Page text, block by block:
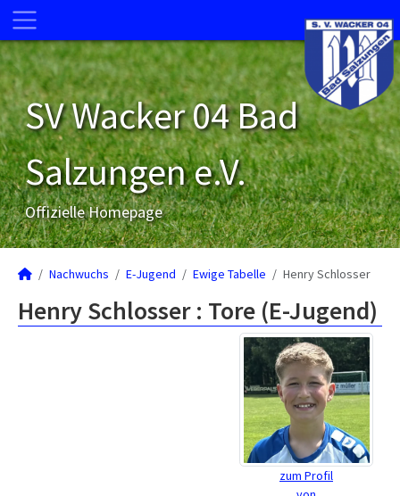
SV Wacker 04 Bad
Salzungen e.V.
Offizielle Homepage
Nachwuchs E-Jugend Ewige Tabelle Henry Schlosser
Henry Schlosser : Tore (E-Jugend)
zum Profil